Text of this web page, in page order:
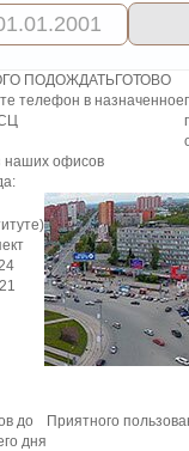
ПОДОЖДАТЬГОТОВО
телефон в назначенное
наших офисов
до
дня
Приятного